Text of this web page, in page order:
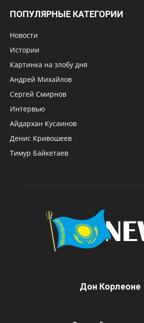
ПОПУЛЯРНЫЕ КАТЕГОРИИ
Новости
Истории
Картинка на злобу дня
Андрей Михайлов
Сергей Смирнов
Интервью
Айдархан Кусаинов
Денис Кривошеев
Тимур Байкетаев
Дон Корлеоне